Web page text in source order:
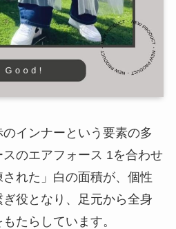
インナーという要素の多
のエアフォース 1を合わせ
れた」白の面積が、個性
役となり、足元から全身
たらしています。